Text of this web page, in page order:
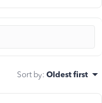
Sort by: Oldest first